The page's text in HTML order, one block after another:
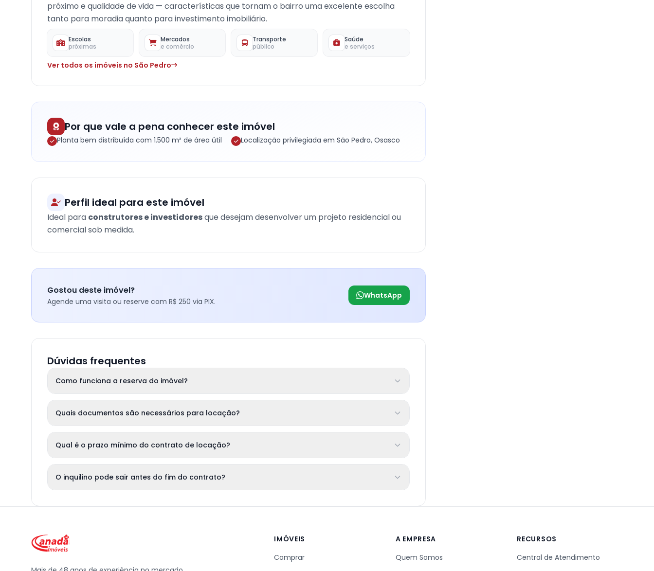
próximo e qualidade de vida — características que tornam o bairro uma excelente escolha
tanto para moradia quanto para investimento imobiliário.
Escolas
próximas
Mercados
e comércio
Transporte
público
Saúde
e serviços
Ver todos os imóveis no São Pedro
Por que vale a pena conhecer este imóvel
Planta bem distribuída com 1.500 m² de área útil Localização privilegiada em São Pedro, Osasco
Perfil ideal para este imóvel
Ideal para construtores e investidoresque desejam desenvolver um projeto residencial ou
comercial sob medida.
Gostou deste imóvel?
Agende uma visita ou reserve com R$ 250 via PIX.
WhatsApp
Dúvidas frequentes
Como funciona a reserva do imóvel?
Quais documentos são necessários para locação?
Qual é o prazo mínimo do contrato de locação?
O inquilino pode sair antes do fim do contrato?
IMÓVEIS
Comprar
A EMPRESA
Quem Somos
RECURSOS
Central de Atendimento